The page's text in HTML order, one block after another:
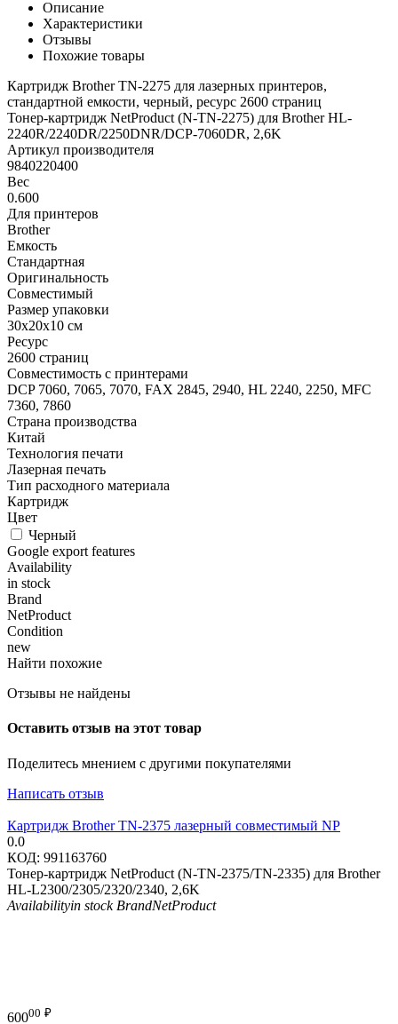
Описание
Характеристики
Отзывы
Похожие товары
Картридж Brother TN-2275 для лазерных принтеров,
стандартной емкости, черный, ресурс 2600 страниц
Тонер-картридж NetProduct (N-TN-2275) для Brother HL-
2240R/2240DR/2250DNR/DCP-7060DR, 2,6K
Артикул производителя
9840220400
Вес
0.600
Для принтеров
Brother
Емкость
Стандартная
Оригинальность
Совместимый
Размер упаковки
30x20x10 см
Ресурс
2600 страниц
Совместимость с принтерами
DCP 7060, 7065, 7070, FAX 2845, 2940, HL 2240, 2250, MFC
7360, 7860
Страна производства
Китай
Технология печати
Лазерная печать
Тип расходного материала
Картридж
Цвет
Черный
Google export features
Availability
in stock
Brand
NetProduct
Condition
new
Найти похожие
Отзывы не найдены
Оставить отзыв на этот товар
Поделитесь мнением с другими покупателями
Написать отзыв
Картридж Brother TN-2375 лазерный совместимый NP
0.0
КОД: 991163760
Тонер-картридж NetProduct (N-TN-2375/TN-2335) для Brother
HL-L2300/2305/2320/2340, 2,6K
Availabilityin stock BrandNetProduct
60000 ₽